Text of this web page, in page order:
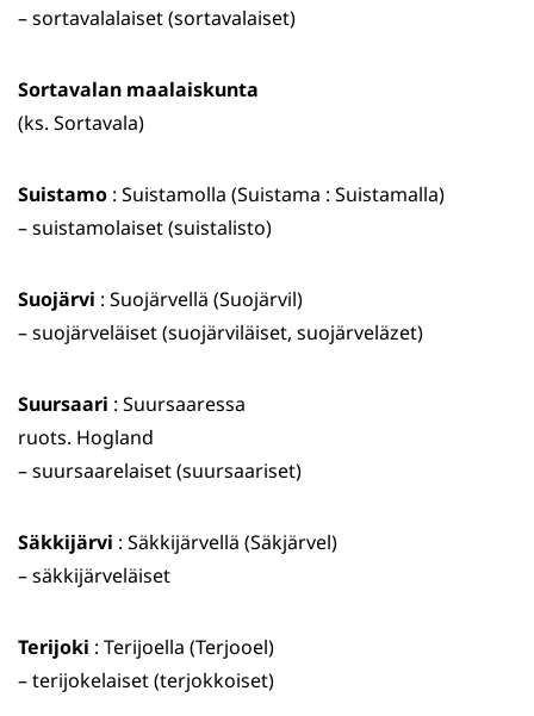
– sortavalalaiset (sortavalaiset)
Sortavalan maalaiskunta
(ks. Sortavala)
Suistamo : Suistamolla (Suistama : Suistamalla)
– suistamolaiset (suistalisto)
Suojärvi : Suojärvellä (Suojärvil)
– suojärveläiset (suojärviläiset, suojärveläzet)
Suursaari : Suursaaressa
ruots. Hogland
– suursaarelaiset (suursaariset)
Säkkijärvi : Säkkijärvellä (Säkjärvel)
– säkkijärveläiset
Terijoki : Terijoella (Terjooel)
– terijokelaiset (terjokkoiset)